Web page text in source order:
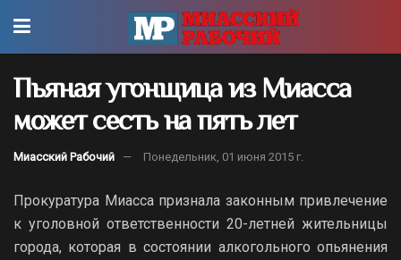
Пьяная угонщица из Миасса
может сесть на пять лет
Миасский Рабочий Понедельник, 01 июня 2015 г.
Прокуратура Миасса признала законным привлечение
к уголовной ответственности 20-летней жительницы
города, которая в состоянии алкогольного опьянения